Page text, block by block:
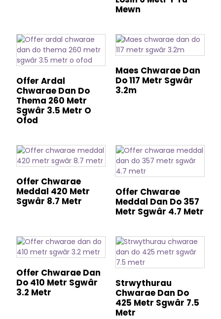
Mewn
Offer Ardal
Chwarae Dan Do
Thema 260 Metr
Sgwâr 3.5 Metr O
Ofod
Maes Chwarae Dan
Do 117 Metr Sgwâr
3.2m
Offer Chwarae
Meddal 420 Metr
Sgwâr 8.7 Metr
Offer Chwarae
Meddal Dan Do 357
Metr Sgwâr 4.7 Metr
Offer Chwarae Dan
Do 410 Metr Sgwâr
3.2 Metr
Strwythurau
Chwarae Dan Do
425 Metr Sgwâr 7.5
Metr